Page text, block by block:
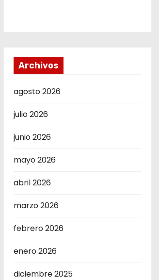
Archivos
agosto 2026
julio 2026
junio 2026
mayo 2026
abril 2026
marzo 2026
febrero 2026
enero 2026
diciembre 2025